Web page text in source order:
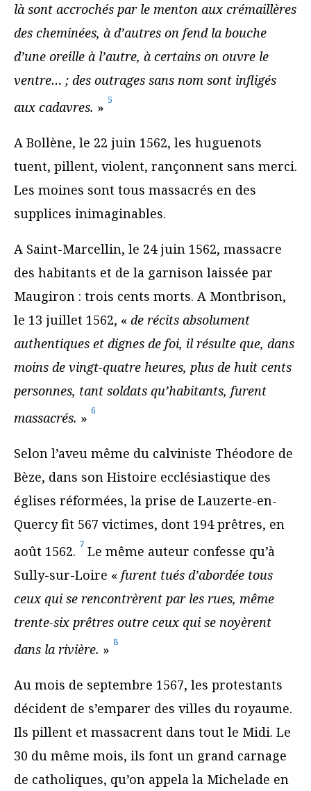
là sont accrochés par le menton aux crémaillères
des cheminées, à d’autres on fend la bouche
d’une oreille à l’autre, à certains on ouvre le
ventre… ; des outrages sans nom sont infligés
aux cadavres. » 5
A Bollène, le 22 juin 1562, les huguenots
tuent, pillent, violent, rançonnent sans merci.
Les moines sont tous massacrés en des
supplices inimaginables.
A Saint-Marcellin, le 24 juin 1562, massacre
des habitants et de la garnison laissée par
Maugiron : trois cents morts. A Montbrison,
le 13 juillet 1562, « de récits absolument
authentiques et dignes de foi, il résulte que, dans
moins de vingt-quatre heures, plus de huit cents
personnes, tant soldats qu’habitants, furent
massacrés. » 6
Selon l’aveu même du calviniste Théodore de
Bèze, dans son Histoire ecclésiastique des
églises réformées, la prise de Lauzerte-en-
Quercy fit 567 victimes, dont 194 prêtres, en
août 1562. 7 Le même auteur confesse qu’à
Sully-sur-Loire « furent tués d’abordée tous
ceux qui se rencontrèrent par les rues, même
trente-six prêtres outre ceux qui se noyèrent
dans la rivière. » 8
Au mois de septembre 1567, les protestants
décident de s’emparer des villes du royaume.
Ils pillent et massacrent dans tout le Midi. Le
30 du même mois, ils font un grand carnage
de catholiques, qu’on appela la Michelade en